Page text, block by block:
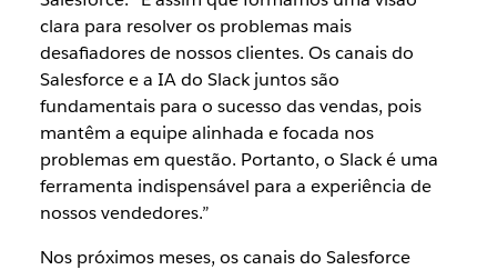
clara para resolver os problemas mais
desafiadores de nossos clientes. Os canais do
Salesforce e a IA do Slack juntos são
fundamentais para o sucesso das vendas, pois
mantêm a equipe alinhada e focada nos
problemas em questão. Portanto, o Slack é uma
ferramenta indispensável para a experiência de
nossos vendedores.”
Nos próximos meses, os canais do Salesforce